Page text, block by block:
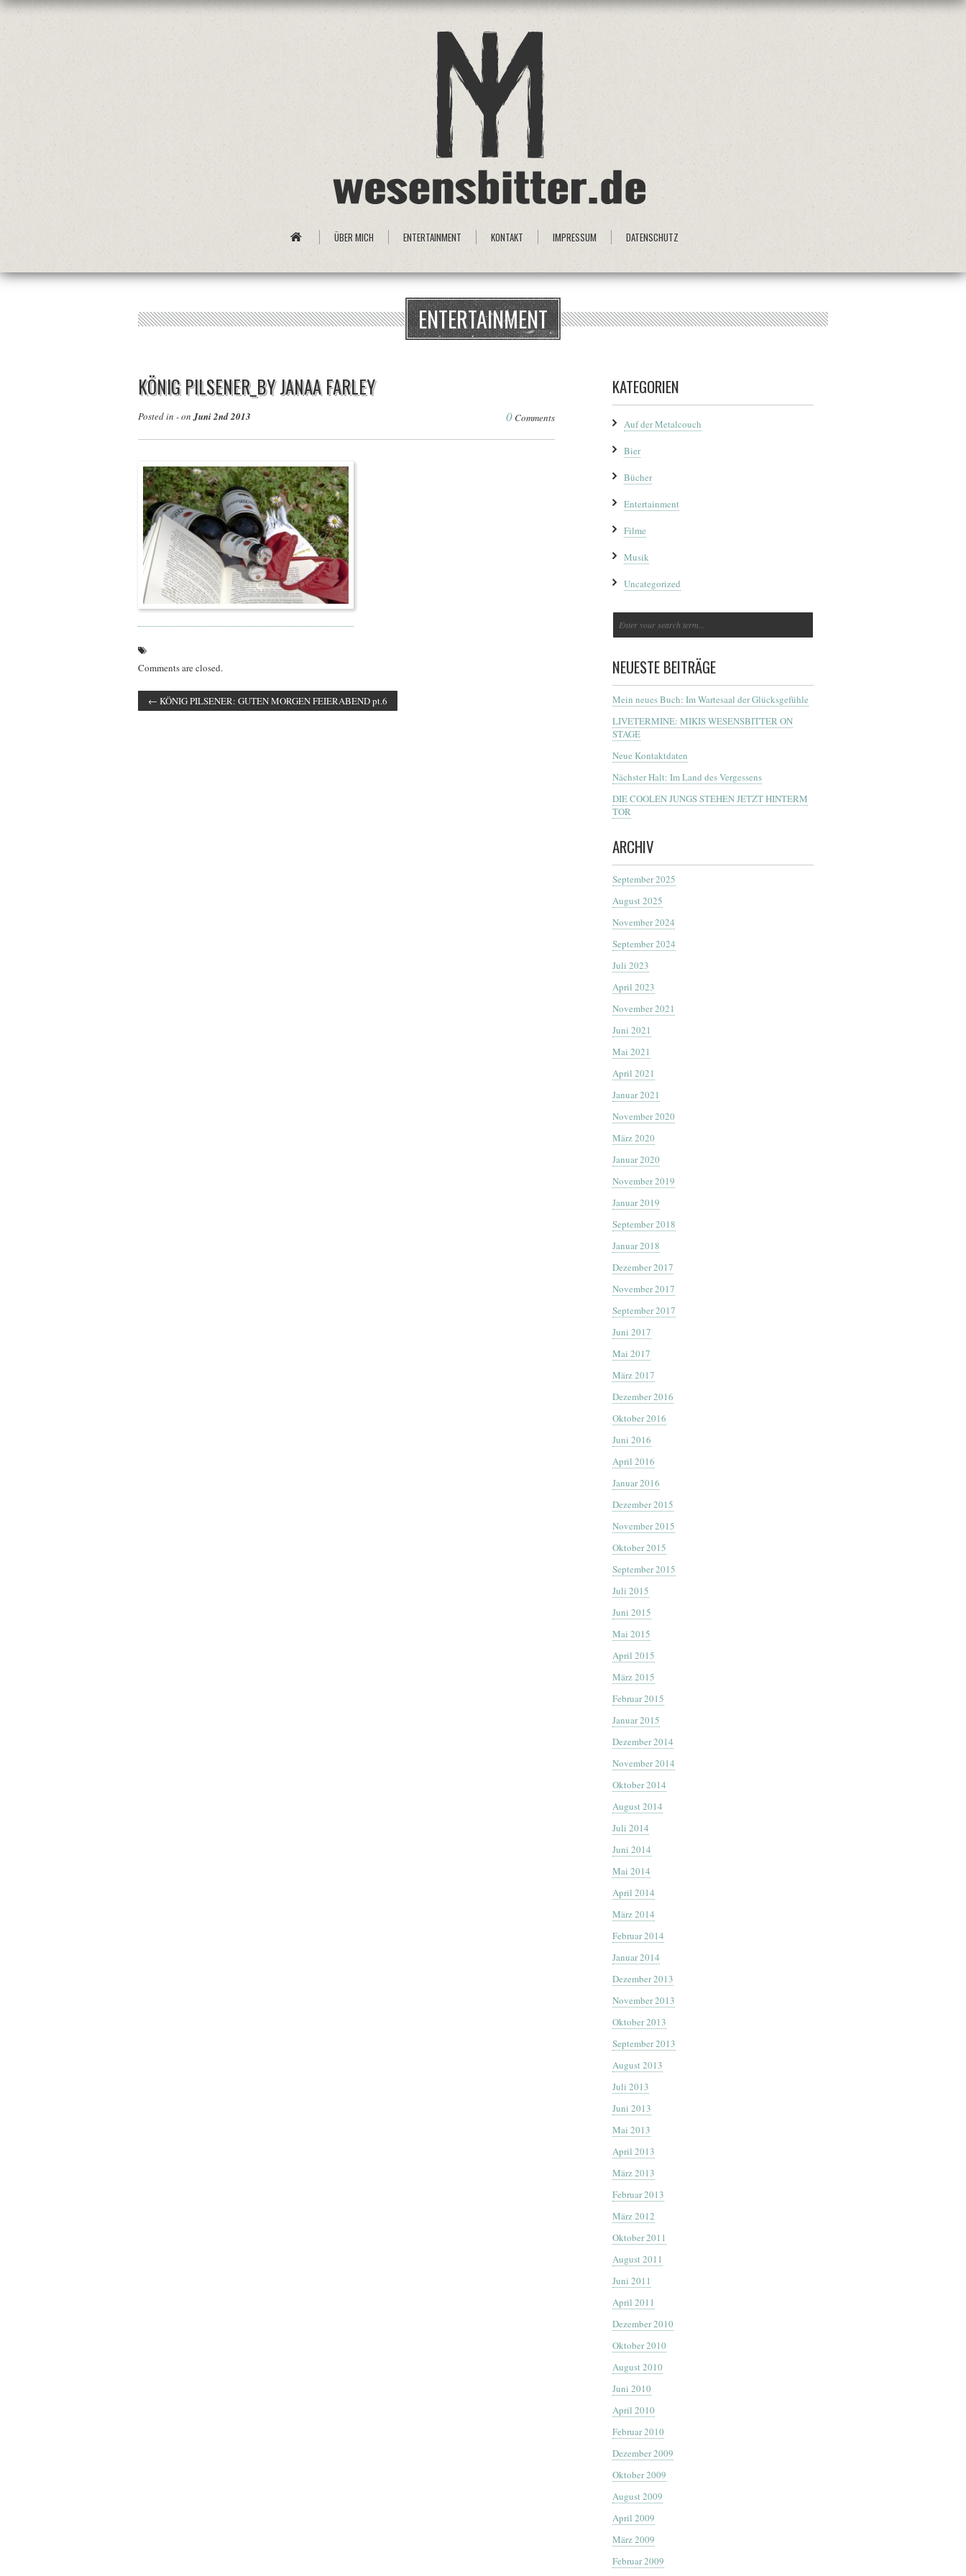
ÜBER MICH ENTERTAINMENT KONTAKT IMPRESSUM DATENSCHUTZ
ENTERTAINMENT
KÖNIG PILSENER_BY JANAA FARLEY
Posted in - onJuni 2nd 2013 0 Comments
Comments are closed.
← KÖNIG PILSENER: GUTEN MORGEN FEIERABEND pt.6
KATEGORIEN
Auf der Metalcouch
Bier
Bücher
Entertainment
Filme
Musik
Uncategorized
NEUESTE BEITRÄGE
Mein neues Buch: Im Wartesaal der Glücksgefühle
LIVETERMINE: MIKIS WESENSBITTER ON
STAGE
Neue Kontaktdaten
Nächster Halt: Im Land des Vergessens
DIE COOLEN JUNGS STEHEN JETZT HINTERM
TOR
ARCHIV
September 2025
August 2025
November 2024
September 2024
Juli 2023
April 2023
November 2021
Juni 2021
Mai 2021
April 2021
Januar 2021
November 2020
März 2020
Januar 2020
November 2019
Januar 2019
September 2018
Januar 2018
Dezember 2017
November 2017
September 2017
Juni 2017
Mai 2017
März 2017
Dezember 2016
Oktober 2016
Juni 2016
April 2016
Januar 2016
Dezember 2015
November 2015
Oktober 2015
September 2015
Juli 2015
Juni 2015
Mai 2015
April 2015
März 2015
Februar 2015
Januar 2015
Dezember 2014
November 2014
Oktober 2014
August 2014
Juli 2014
Juni 2014
Mai 2014
April 2014
März 2014
Februar 2014
Januar 2014
Dezember 2013
November 2013
Oktober 2013
September 2013
August 2013
Juli 2013
Juni 2013
Mai 2013
April 2013
März 2013
Februar 2013
März 2012
Oktober 2011
August 2011
Juni 2011
April 2011
Dezember 2010
Oktober 2010
August 2010
Juni 2010
April 2010
Februar 2010
Dezember 2009
Oktober 2009
August 2009
April 2009
März 2009
Februar 2009